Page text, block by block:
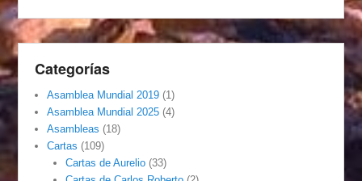
Categorías
Asamblea Mundial 2019 (1)
Asamblea Mundial 2025 (4)
Asambleas (18)
Cartas (109)
Cartas de Aurelio(33)